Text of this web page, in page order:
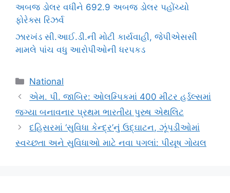
અબજ ડોલર વધીને 692.9 અબજ ડોલર પહોંચ્યો
ફોરેક્સ રિઝર્વ
ઝારખંડ સી.આઈ.ડી.ની મોટી કાર્યવાહી, જેપીએસસી
મામલે પાંચ વધુ આરોપીઓની ધરપકડ
Categories
National
એમ. પી. જાબિર: ઓલમ્પિકમાં 400 મીટર હર્ડલ્સમાં
જગ્યા બનાવનાર પ્રથમ ભારતીય પુરુષ એથલિટ
દહિસરમાં ‘સુવિધા કેન્દ્ર’નું ઉદ્ઘાટન, ઝૂંપડીઓમાં
સ્વચ્છતા અને સુવિધાઓ માટે નવા પગલાં: પીયૂષ ગોયલ